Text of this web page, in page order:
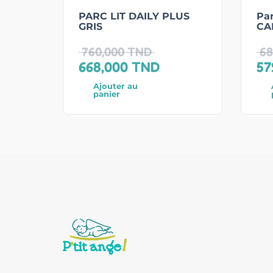
PARC LIT DAILY PLUS
GRIS
760,000TND
668,000 TND
Ajouter au
panier